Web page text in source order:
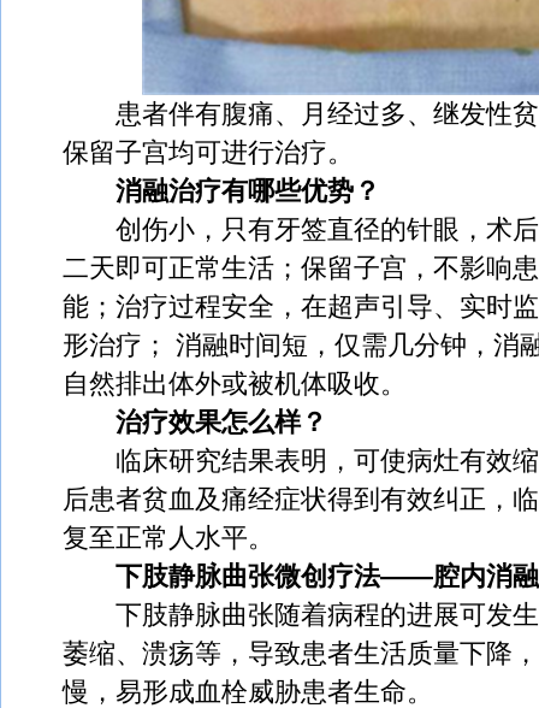
患者伴有腹痛、月经过多、继发性贫
保留子宫均可进行治疗。
消融治疗有哪些优势？
创伤小，只有牙签直径的针眼，术后
二天即可正常生活；保留子宫，不影响
能；治疗过程安全，在超声引导、实时
形治疗； 消融时间短，仅需几分钟，消
自然排出体外或被机体吸收。
治疗效果怎么样？
临床研究结果表明，可使病灶有效缩
后患者贫血及痛经症状得到有效纠正，
复至正常人水平。
下肢静脉曲张微创疗法——腔内消
下肢静脉曲张随着病程的进展可发生
萎缩、溃疡等，导致患者生活质量下降
慢，易形成血栓威胁患者生命。